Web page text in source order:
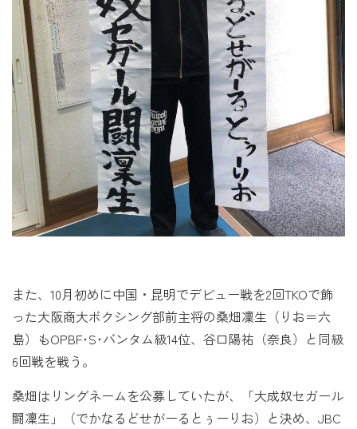
また、10月初めに中国・昆明でデビュー戦を2回TKOで飾
った大阪商大ボクシング部前主将の桑畑凜生（りお＝六
島）もOPBF･S･バンタム級14位、谷口陽祐（奈良）と同級
6回戦を戦う。
桑畑はリングネームを公募していたが、「大成奴セガール
闘凜生」（でかなるどせがーるとぅーりお）と決め、JBC